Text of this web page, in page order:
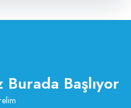
Başlıyor